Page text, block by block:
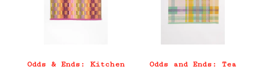
Odds & Ends: Kitchen
Odds and Ends: Tea